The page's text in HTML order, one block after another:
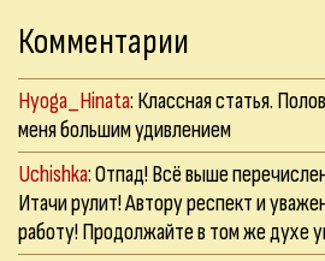
Комментарии
Hyoga_Hinata: Классная статья.
меня большим удивлением
Uchishka: Отпад! Всё выше
Итачи рулит! Автору респект и
работу! Продолжайте в том же духе